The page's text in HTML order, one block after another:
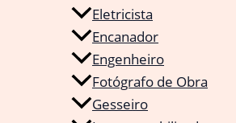
Eletricista
Encanador
Engenheiro
Fotógrafo de Obra
Gesseiro